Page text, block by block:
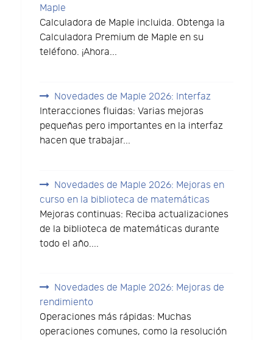
Maple
Calculadora de Maple incluida. Obtenga la
Calculadora Premium de Maple en su
teléfono. ¡Ahora...
Novedades de Maple 2026: Interfaz
Interacciones fluidas: Varias mejoras
pequeñas pero importantes en la interfaz
hacen que trabajar...
Novedades de Maple 2026: Mejoras en
curso en la biblioteca de matemáticas
Mejoras continuas: Reciba actualizaciones
de la biblioteca de matemáticas durante
todo el año....
Novedades de Maple 2026: Mejoras de
rendimiento
Operaciones más rápidas: Muchas
operaciones comunes, como la resolución